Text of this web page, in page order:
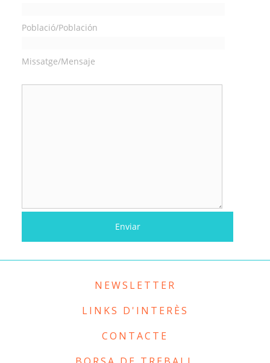
Població/Población
Missatge/Mensaje
NEWSLETTER
LINKS D'INTERÈS
CONTACTE